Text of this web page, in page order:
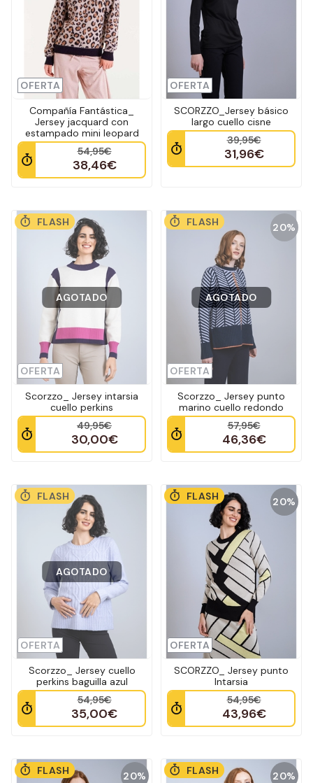
OFERTA
Compañía Fantástica_
Jersey jacquard con
estampado mini leopard
54,95€
38,46€
OFERTA
SCORZZO_Jersey básico
largo cuello cisne
39,95€
31,96€
OFERTA
FLASH
AGOTADO
Scorzzo_ Jersey intarsia
cuello perkins
49,95€
30,00€
20%
OFERTA
FLASH
AGOTADO
Scorzzo_ Jersey punto
marino cuello redondo
57,95€
46,36€
OFERTA
FLASH
AGOTADO
Scorzzo_ Jersey cuello
perkins baguilla azul
54,95€
35,00€
20%
OFERTA
FLASH
SCORZZO_ Jersey punto
Intarsia
54,95€
43,96€
20%
FLASH 20%
FLASH